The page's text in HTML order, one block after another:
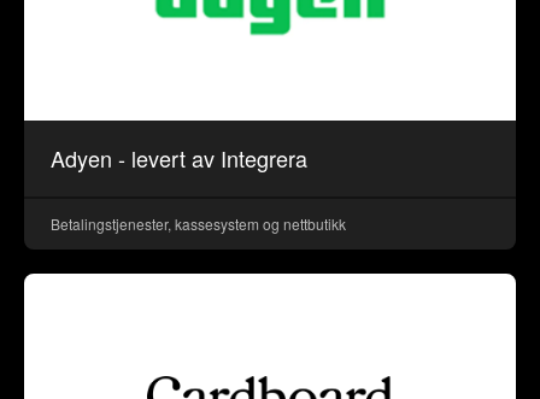
Adyen - levert av Integrera
Betalingstjenester, kassesystem og nettbutikk